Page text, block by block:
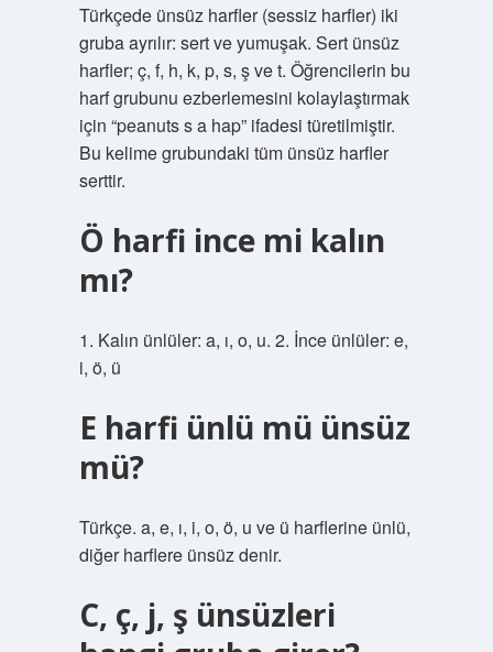
Türkçede ünsüz harfler (sessiz harfler) iki
gruba ayrılır: sert ve yumuşak. Sert ünsüz
harfler; ç, f, h, k, p, s, ş ve t. Öğrencilerin bu
harf grubunu ezberlemesini kolaylaştırmak
için “peanuts s a hap” ifadesi türetilmiştir.
Bu kelime grubundaki tüm ünsüz harfler
serttir.
Ö harfi ince mi kalın
mı?
1. Kalın ünlüler: a, ı, o, u. 2. İnce ünlüler: e,
i, ö, ü
E harfi ünlü mü ünsüz
mü?
Türkçe. a, e, ı, i, o, ö, u ve ü harflerine ünlü,
diğer harflere ünsüz denir.
C, ç, j, ş ünsüzleri